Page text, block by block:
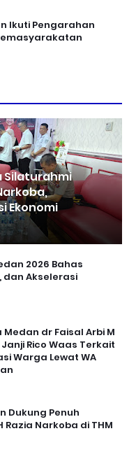
Ikuti Pengarahan
Silaturahmi
Ekonomi
2026 Bahas
dan Akselerasi
Medan dr Faisal Arbi M
Rico Waas Terkait
Warga Lewat WA
Dukung Penuh
Razia Narkoba di THM